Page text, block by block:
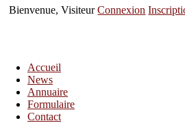
Bienvenue, VisiteurConnexion
Accueil
News
Annuaire
Formulaire
Contact